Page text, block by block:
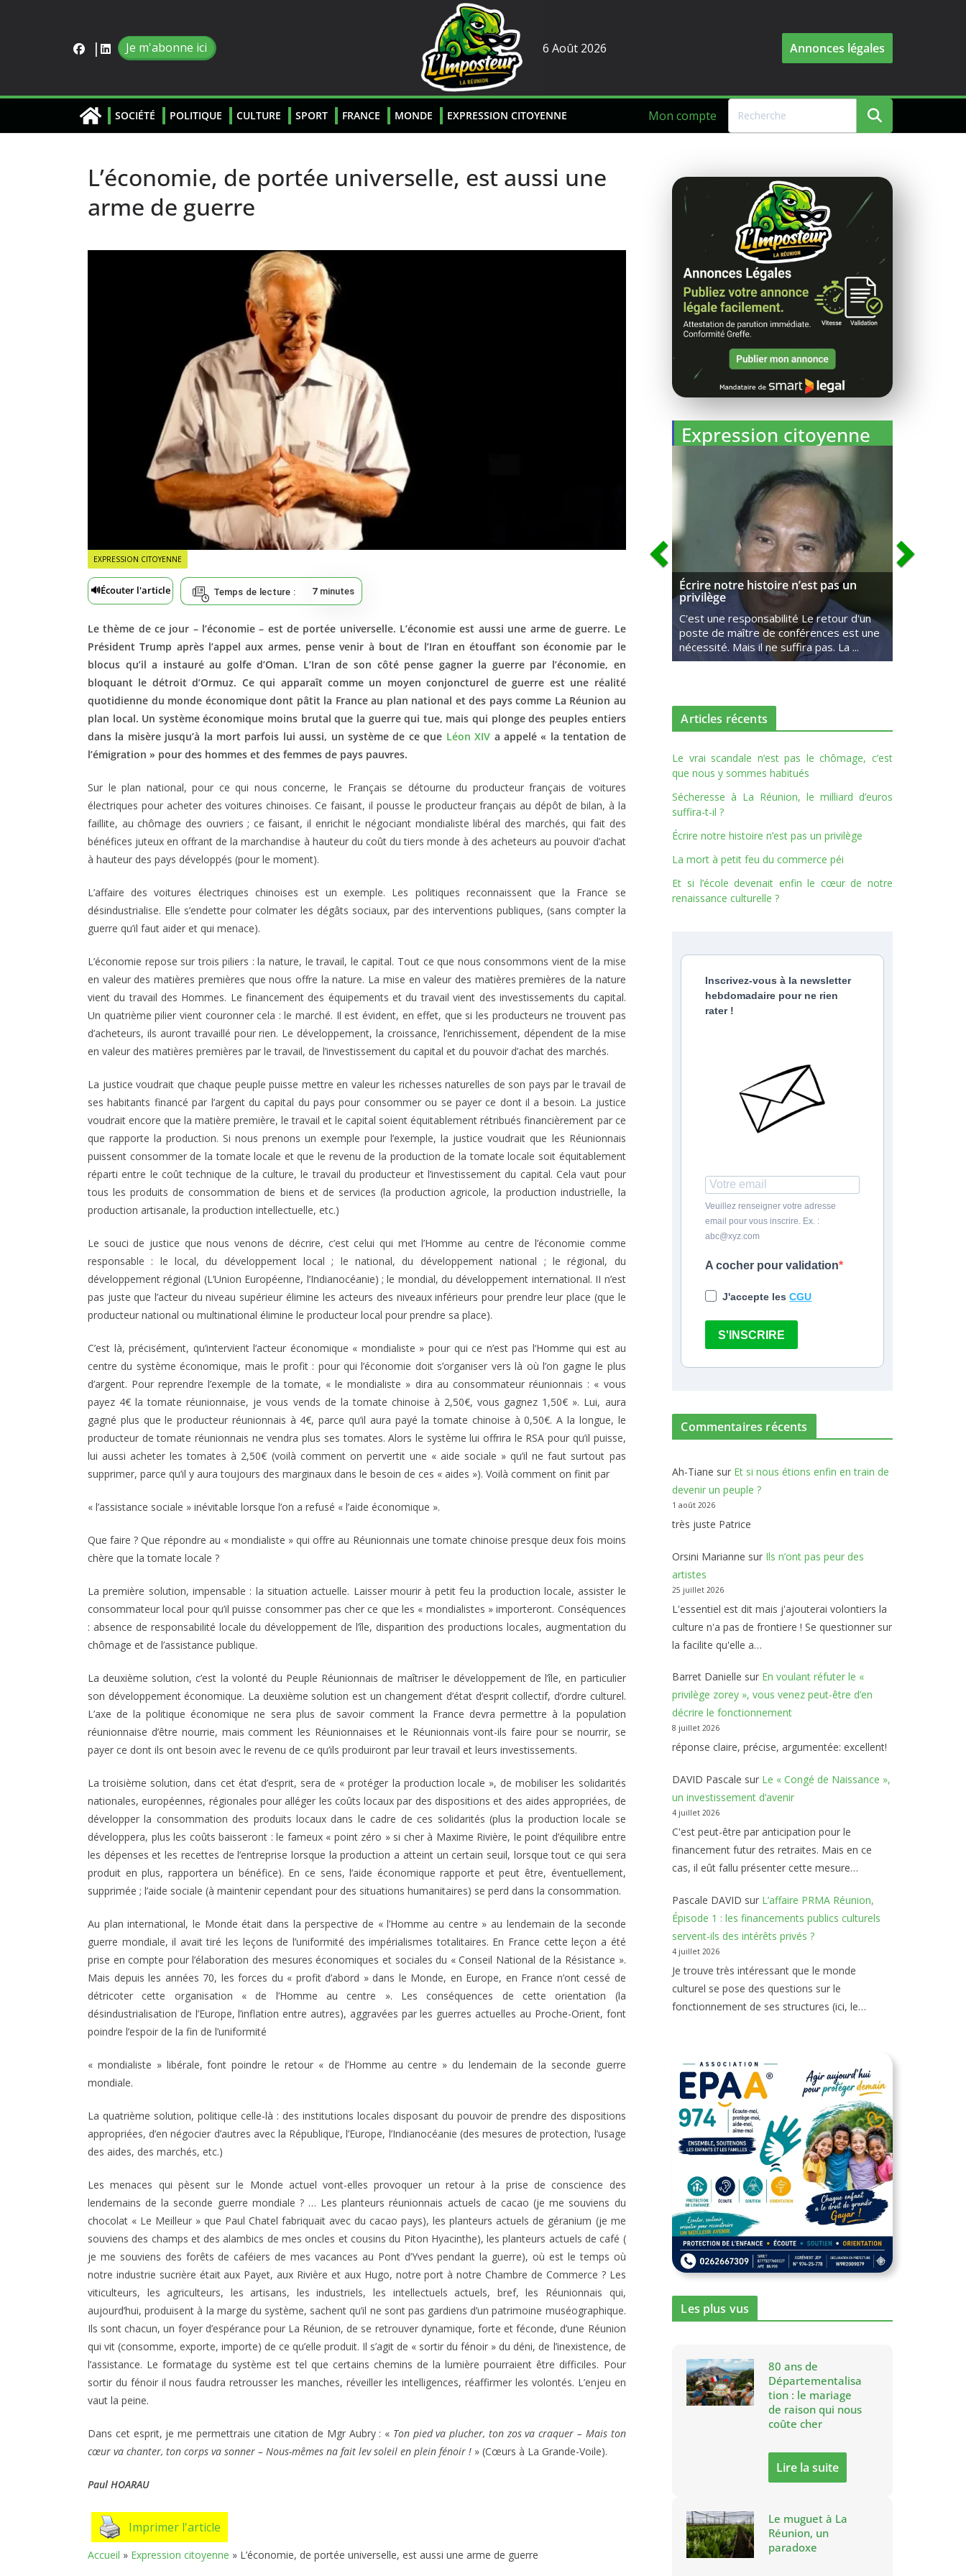
Je m'abonne ici 6 Août 2026 Annonces légales
SOCIÉTÉ POLITIQUE CULTURE SPORT FRANCE MONDE EXPRESSION CITOYENNE Mon compte
L’économie, de portée universelle, est aussi une
arme de guerre
EXPRESSION CITOYENNE
🔊Écouter l'article Temps de lecture : 7minutes
Le thème de ce jour – l’économie – est de portée universelle. L’économie est aussi une arme de guerre. Le
Président Trump après l’appel aux armes, pense venir à bout de l’Iran en étouffant son économie par le
blocus qu’il a instauré au golfe d’Oman. L’Iran de son côté pense gagner la guerre par l’économie, en
bloquant le détroit d’Ormuz. Ce qui apparaît comme un moyen conjoncturel de guerre est une réalité
quotidienne du monde économique dont pâtit la France au plan national et des pays comme La Réunion au
plan local. Un système économique moins brutal que la guerre qui tue, mais qui plonge des peuples entiers
dans la misère jusqu’à la mort parfois lui aussi, un système de ce que Léon XIV a appelé « la tentation de
l’émigration » pour des hommes et des femmes de pays pauvres.
Sur le plan national, pour ce qui nous concerne, le Français se détourne du producteur français de voitures
électriques pour acheter des voitures chinoises. Ce faisant, il pousse le producteur français au dépôt de bilan, à la
faillite, au chômage des ouvriers ; ce faisant, il enrichit le négociant mondialiste libéral des marchés, qui fait des
bénéfices juteux en offrant de la marchandise à hauteur du coût du tiers monde à des acheteurs au pouvoir d’achat
à hauteur des pays développés (pour le moment).
L’affaire des voitures électriques chinoises est un exemple. Les politiques reconnaissent que la France se
désindustrialise. Elle s’endette pour colmater les dégâts sociaux, par des interventions publiques, (sans compter la
guerre qu’il faut aider et qui menace).
L’économie repose sur trois piliers : la nature, le travail, le capital. Tout ce que nous consommons vient de la mise
en valeur des matières premières que nous offre la nature. La mise en valeur des matières premières de la nature
vient du travail des Hommes. Le financement des équipements et du travail vient des investissements du capital.
Un quatrième pilier vient couronner cela : le marché. Il est évident, en effet, que si les producteurs ne trouvent pas
d’acheteurs, ils auront travaillé pour rien. Le développement, la croissance, l’enrichissement, dépendent de la mise
en valeur des matières premières par le travail, de l’investissement du capital et du pouvoir d’achat des marchés.
La justice voudrait que chaque peuple puisse mettre en valeur les richesses naturelles de son pays par le travail de
ses habitants financé par l’argent du capital du pays pour consommer ou se payer ce dont il a besoin. La justice
voudrait encore que la matière première, le travail et le capital soient équitablement rétribués financièrement par ce
que rapporte la production. Si nous prenons un exemple pour l’exemple, la justice voudrait que les Réunionnais
puissent consommer de la tomate locale et que le revenu de la production de la tomate locale soit équitablement
réparti entre le coût technique de la culture, le travail du producteur et l’investissement du capital. Cela vaut pour
tous les produits de consommation de biens et de services (la production agricole, la production industrielle, la
production artisanale, la production intellectuelle, etc.)
Le souci de justice que nous venons de décrire, c’est celui qui met l’Homme au centre de l’économie comme
responsable : le local, du développement local ; le national, du développement national ; le régional, du
développement régional (L’Union Européenne, l’Indianocéanie) ; le mondial, du développement international. II n’est
pas juste que l’acteur du niveau supérieur élimine les acteurs des niveaux inférieurs pour prendre leur place (que le
producteur national ou multinational élimine le producteur local pour prendre sa place).
C’est là, précisément, qu’intervient l’acteur économique « mondialiste » pour qui ce n’est pas l‘Homme qui est au
centre du système économique, mais le profit : pour qui l’économie doit s’organiser vers là où l’on gagne le plus
d’argent. Pour reprendre l’exemple de la tomate, « le mondialiste » dira au consommateur réunionnais : « vous
payez 4€ la tomate réunionnaise, je vous vends de la tomate chinoise à 2,50€, vous gagnez 1,50€ ». Lui, aura
gagné plus que le producteur réunionnais à 4€, parce qu’il aura payé la tomate chinoise à 0,50€. A la longue, le
producteur de tomate réunionnais ne vendra plus ses tomates. Alors le système lui offrira le RSA pour qu’il puisse,
lui aussi acheter les tomates à 2,50€ (voilà comment on pervertit une « aide sociale » qu’il ne faut surtout pas
supprimer, parce qu’il y aura toujours des marginaux dans le besoin de ces « aides »). Voilà comment on finit par
« l’assistance sociale » inévitable lorsque l’on a refusé « l’aide économique ».
Que faire ? Que répondre au « mondialiste » qui offre au Réunionnais une tomate chinoise presque deux fois moins
chère que la tomate locale ?
La première solution, impensable : la situation actuelle. Laisser mourir à petit feu la production locale, assister le
consommateur local pour qu’il puisse consommer pas cher ce que les « mondialistes » importeront. Conséquences
: absence de responsabilité locale du développement de l’île, disparition des productions locales, augmentation du
chômage et de l’assistance publique.
La deuxième solution, c’est la volonté du Peuple Réunionnais de maîtriser le développement de l’île, en particulier
son développement économique. La deuxième solution est un changement d’état d’esprit collectif, d’ordre culturel.
L’axe de la politique économique ne sera plus de savoir comment la France devra permettre à la population
réunionnaise d’être nourrie, mais comment les Réunionnaises et le Réunionnais vont-ils faire pour se nourrir, se
payer ce dont ils ont besoin avec le revenu de ce qu’ils produiront par leur travail et leurs investissements.
La troisième solution, dans cet état d’esprit, sera de « protéger la production locale », de mobiliser les solidarités
nationales, européennes, régionales pour alléger les coûts locaux par des dispositions et des aides appropriées, de
développer la consommation des produits locaux dans le cadre de ces solidarités (plus la production locale se
développera, plus les coûts baisseront : le fameux « point zéro » si cher à Maxime Rivière, le point d’équilibre entre
les dépenses et les recettes de l’entreprise lorsque la production a atteint un certain seuil, lorsque tout ce qui sera
produit en plus, rapportera un bénéfice). En ce sens, l’aide économique rapporte et peut être, éventuellement,
supprimée ; l’aide sociale (à maintenir cependant pour des situations humanitaires) se perd dans la consommation.
Au plan international, le Monde était dans la perspective de « l’Homme au centre » au lendemain de la seconde
guerre mondiale, il avait tiré les leçons de l’uniformité des impérialismes totalitaires. En France cette leçon a été
prise en compte pour l’élaboration des mesures économiques et sociales du « Conseil National de la Résistance ».
Mais depuis les années 70, les forces du « profit d’abord » dans le Monde, en Europe, en France n’ont cessé de
détricoter cette organisation « de l’Homme au centre ». Les conséquences de cette orientation (la
désindustrialisation de l’Europe, l’inflation entre autres), aggravées par les guerres actuelles au Proche-Orient, font
poindre l’espoir de la fin de l’uniformité
« mondialiste » libérale, font poindre le retour « de l’Homme au centre » du lendemain de la seconde guerre
mondiale.
La quatrième solution, politique celle-là : des institutions locales disposant du pouvoir de prendre des dispositions
appropriées, d’en négocier d’autres avec la République, l’Europe, l’Indianocéanie (des mesures de protection, l’usage
des aides, des marchés, etc.)
Les menaces qui pèsent sur le Monde actuel vont-elles provoquer un retour à la prise de conscience des
lendemains de la seconde guerre mondiale ? … Les planteurs réunionnais actuels de cacao (je me souviens du
chocolat « Le Meilleur » que Paul Chatel fabriquait avec du cacao pays), les planteurs actuels de géranium (je me
souviens des champs et des alambics de mes oncles et cousins du Piton Hyacinthe), les planteurs actuels de café (
je me souviens des forêts de caféiers de mes vacances au Pont d’Yves pendant la guerre), où est le temps où
notre industrie sucrière était aux Payet, aux Rivière et aux Hugo, notre port à notre Chambre de Commerce ? Les
viticulteurs, les agriculteurs, les artisans, les industriels, les intellectuels actuels, bref, les Réunionnais qui,
aujourd’hui, produisent à la marge du système, sachent qu’il ne sont pas gardiens d’un patrimoine muséographique.
Ils sont chacun, un foyer d’espérance pour La Réunion, de se retrouver dynamique, forte et féconde, d’une Réunion
qui vit (consomme, exporte, importe) de ce qu’elle produit. Il s’agit de « sortir du fénoir » du déni, de l’inexistence, de
l’assistance. Le formatage du système est tel que certains chemins de la lumière pourraient être difficiles. Pour
sortir du fénoir il nous faudra retrousser les manches, réveiller les intelligences, réaffirmer les volontés. L’enjeu en
vaut la peine.
Dans cet esprit, je me permettrais une citation de Mgr Aubry : « Ton pied va plucher, ton zos va craquer – Mais ton
cœur va chanter, ton corps va sonner – Nous-mêmes na fait lev soleil en plein fénoir ! » (Cœurs à La Grande-Voile).
Paul HOARAU
Imprimer l'article
Accueil » Expression citoyenne » L’économie, de portée universelle, est aussi une arme de guerre
Expression citoyenne
Écrire notre histoire n’est pas un
privilège
C'est une responsabilité Le retour d'un
poste de maître de conférences est une
nécessité. Mais il ne suffira pas. La ...
Articles récents
Le vrai scandale n’est pas le chômage, c’est
que nous y sommes habitués
Sécheresse à La Réunion, le milliard d’euros
suffira-t-il ?
Écrire notre histoire n’est pas un privilège
La mort à petit feu du commerce péi
Et si l’école devenait enfin le cœur de notre
renaissance culturelle ?
Inscrivez-vous à la newsletter
hebdomadaire pour ne rien
rater !
Veuillez renseigner votre adresse
email pour vous inscrire. Ex. :
abc@xyz.com
A cocher pour validation
J'accepte lesCGU
S'INSCRIRE
Commentaires récents
Ah-Tiane sur Et si nous étions enfin en train de
devenir un peuple ?
1 août 2026
très juste Patrice
Orsini Marianne sur Ils n’ont pas peur des
artistes
25 juillet 2026
L'essentiel est dit mais j'ajouterai volontiers la
culture n'a pas de frontiere ! Se questionner sur
la facilite qu'elle a…
Barret Danielle sur En voulant réfuter le «
privilège zorey », vous venez peut-être d’en
décrire le fonctionnement
8 juillet 2026
réponse claire, précise, argumentée: excellent!
DAVID Pascale sur Le « Congé de Naissance »,
un investissement d’avenir
4 juillet 2026
C'est peut-être par anticipation pour le
financement futur des retraites. Mais en ce
cas, il eût fallu présenter cette mesure…
Pascale DAVID sur L’affaire PRMA Réunion,
Épisode 1 : les financements publics culturels
servent-ils des intérêts privés ?
4 juillet 2026
Je trouve très intéressant que le monde
culturel se pose des questions sur le
fonctionnement de ses structures (ici, le…
Les plus vus
80 ans de
Départementalisa
tion : le mariage
de raison qui nous
coûte cher
Lire la suite
Le muguet à La
Réunion, un
paradoxe